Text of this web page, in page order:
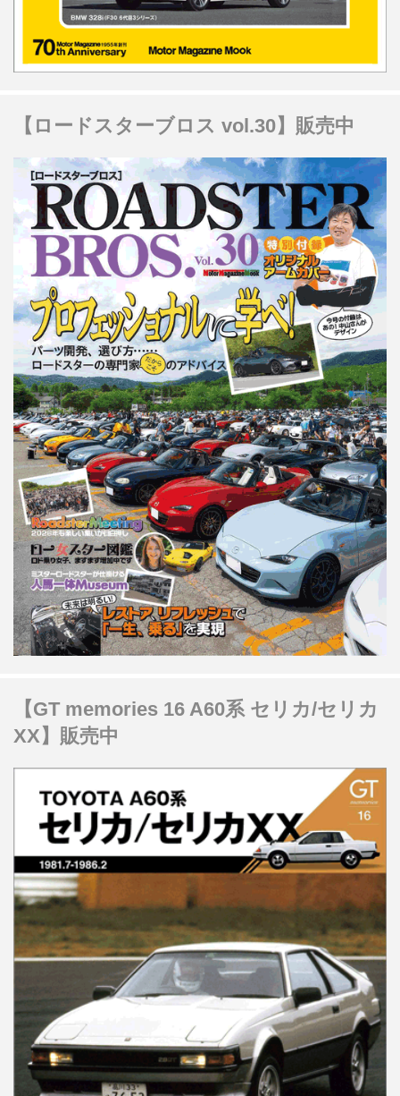
【ロードスターブロス vol.30】販売中
【GT memories 16 A60系 セリカ/セリカ
XX】販売中